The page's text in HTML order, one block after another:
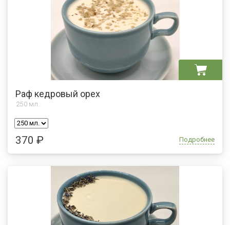
Раф кедровый орех
250 мл.
370 ₽ Подробнее